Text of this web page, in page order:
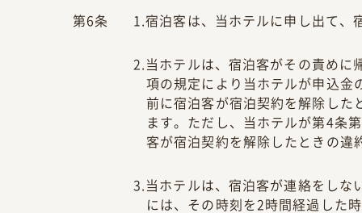
第6条 1.宿泊客は、当ホテルに申し出て、
2.当ホテルは、宿泊客がその責めに
項の規定により当ホテルが申込
前に宿泊客が宿泊契約を解除し
ます。ただし、当ホテルが第4条
客が宿泊契約を解除したときの
3.当ホテルは、宿泊客が連絡をしな
には、その時刻を2時間経過した